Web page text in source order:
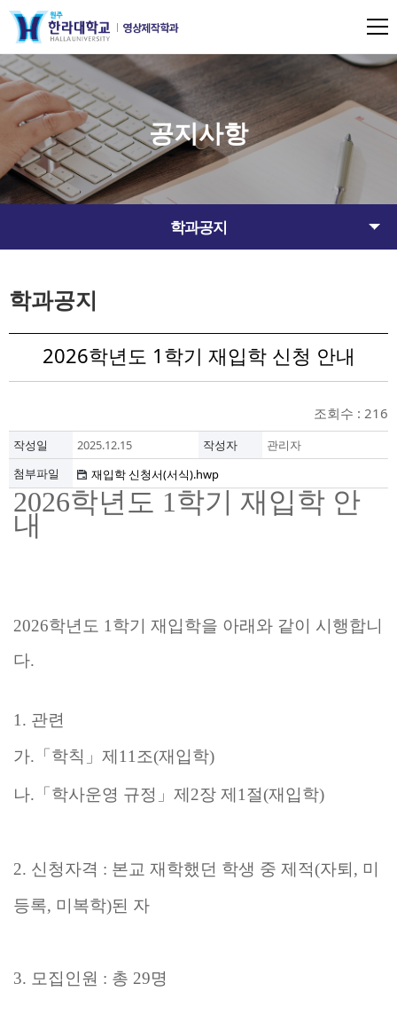
공지사항
학과공지
학과공지
2026학년도 1학기 재입학 신청 안내
조회수 : 216
작성일 2025.12.15 작성자
관리자
첨부파일
재입학 신청서(서식).hwp
2026학년도 1학기 재입학 안
내
2026학년도 1 학기 재입학을 아래와 같이 시행합니
다.
1. 관련
가. 「 학칙 」 제 11 조(재입학)
나. 「 학사운영 규정 」 제 2장 제 1 절(재입학)
2. 신청자격 : 본교 재학했던 학생 중 제적(자퇴 , 미
등록, 미복학)된 자
3. 모집인원 : 총 29명